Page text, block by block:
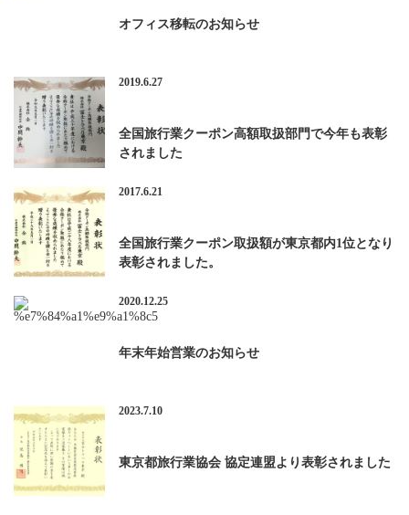
オフィス移転のお知らせ
2019.6.27
全国旅行業クーポン高額取扱部門で今年も表彰
されました
2017.6.21
全国旅行業クーポン取扱額が東京都内1位となり
表彰されました。
2020.12.25
年末年始営業のお知らせ
2023.7.10
東京都旅行業協会 協定連盟より表彰されました